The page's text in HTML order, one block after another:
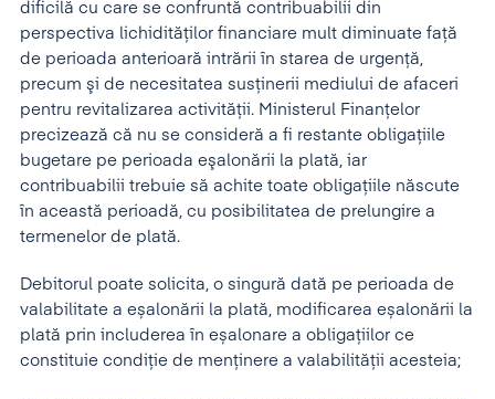
dificilă cu care se confruntă contribuabilii din
perspectiva lichidităţilor financiare mult diminuate faţă
de perioada anterioară intrării în starea de urgenţă,
precum şi de necesitatea susţinerii mediului de afaceri
pentru revitalizarea activităţii. Ministerul Finanţelor
precizează că nu se consideră a fi restante obligaţiile
bugetare pe perioada eşalonării la plată, iar
contribuabilii trebuie să achite toate obligaţiile născute
în această perioadă, cu posibilitatea de prelungire a
termenelor de plată.
Debitorul poate solicita, o singură dată pe perioada de
valabilitate a eșalonării la plată, modificarea eșalonării la
plată prin includerea în eșalonare a obligațiilor ce
constituie condiție de menținere a valabilității acesteia;